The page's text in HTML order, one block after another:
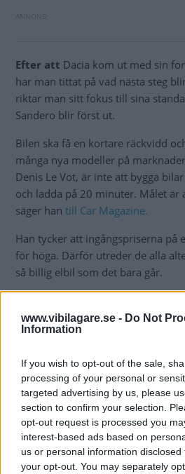
www.vibilagare.se - Do Not
Information
If you wish to opt-out of the sale,
processing of your personal or
targeted advertising by us, please
section to confirm your selection.
opt-out request is processed you
interest-based ads based on
us or personal information
your opt-out. You may separately
Efter att Dacia kom ut med sin
har man tittat på vad nästa steg
riktar man sitt fokus till sina
Sandero blir först ut.
Bilen ska få en kortare räckvidd
många nya modeller på
Denis Le Vot, är inte att bygga
och ladda på 20 minuter. Målet är
säger han till Car Magazine.
Han tycker att ingångspriserna på
för höga. Därför utreder de alla
så billig elbil som det bara går.
vi använda natriumbaserade
för att vara tunga och ha dålig
Natriumjonbatterier ärett
använda litiumjonbatterierna.
inte är lika kostsamt att utvinna
batteriet är också sämre.
Efter att nya Duster kommer